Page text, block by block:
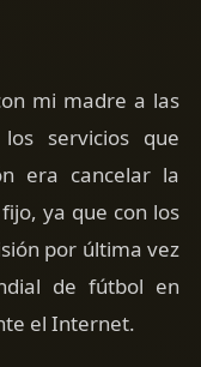
mi madre a las
servicios que
era cancelar la
ya que con los
por última vez
de fútbol en
el Internet.